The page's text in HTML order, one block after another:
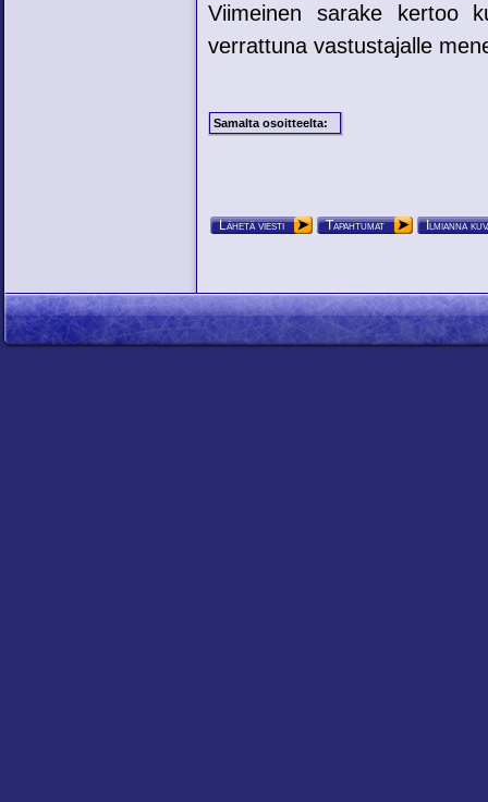
Viimeinen sarake kertoo
verrattuna vastustajalle
Samalta osoitteelta:
Lähetä viesti Tapahtumat Ilmianna